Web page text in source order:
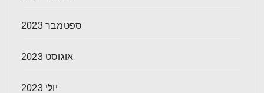
ספטמבר 2023
אוגוסט 2023
יולי 2023